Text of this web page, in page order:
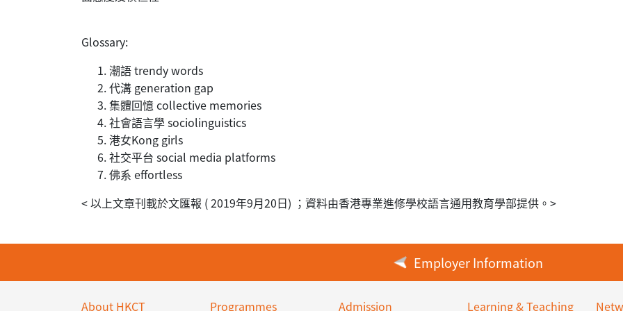
Glossary:
潮語 trendy words
代溝 generation gap
集體回憶 collective memories
社會語言學 sociolinguistics
港女Kong girls
社交平台 social media platforms
佛系 effortless
< 以上文章刊載於文匯報 ( 2019年9月20日) ；資料由香港專業進修學校語言通用教育學部提供。>
Employer Information
About HKCT Programmes Admission Learning & Teaching